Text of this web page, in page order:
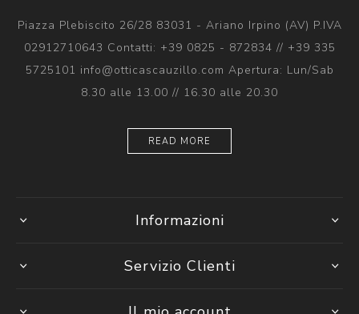
Piazza Plebiscito 26/28 83031 - Ariano Irpino (AV) P.IVA
02912710643 Contatti: +39 0825 - 872834 // +39 335
5725101 info@otticascauzillo.com Apertura: Lun/Sab
8.30 alle 13.00 // 16.30 alle 20.30
READ MORE
Informazioni
Servizio Clienti